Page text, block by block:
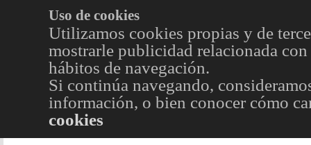
Uso de cookies
Utilizamos cookies propias y de
mostrarle publicidad relacionada
hábitos de navegación.
Si continúa navegando,
información, o bien conocer cómo
cookies